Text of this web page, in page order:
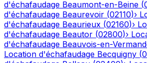
d'échafaudage Beaumont-en-Beine (
d'échafaudage Beaurevoir (02110)›
d'échafaudage Beaurieux (02160)›
d'échafaudage Beautor (02800)›
d'échafaudage Beauvois-en-
Location d'échafaudage Becquigny (